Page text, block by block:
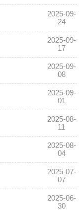
2025-09-
24
2025-09-
17
2025-09-
08
2025-09-
01
2025-08-
11
2025-08-
04
2025-07-
07
2025-06-
30